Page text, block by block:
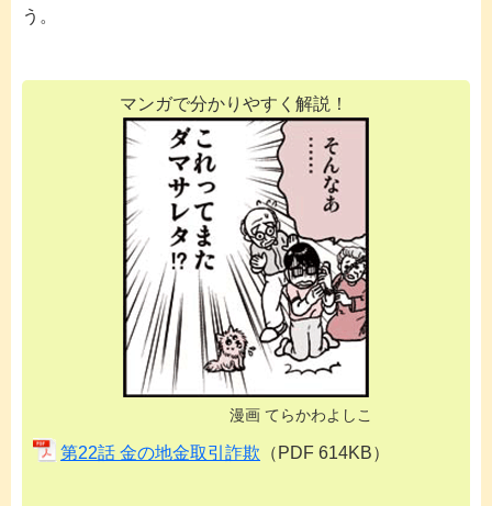
う。
マンガで分かりやすく解説！
漫画 てらかわよしこ
第22話 金の地金取引詐欺 （PDF 614KB）